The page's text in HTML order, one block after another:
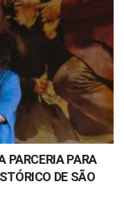
PARCERIA PARA
DE SÃO